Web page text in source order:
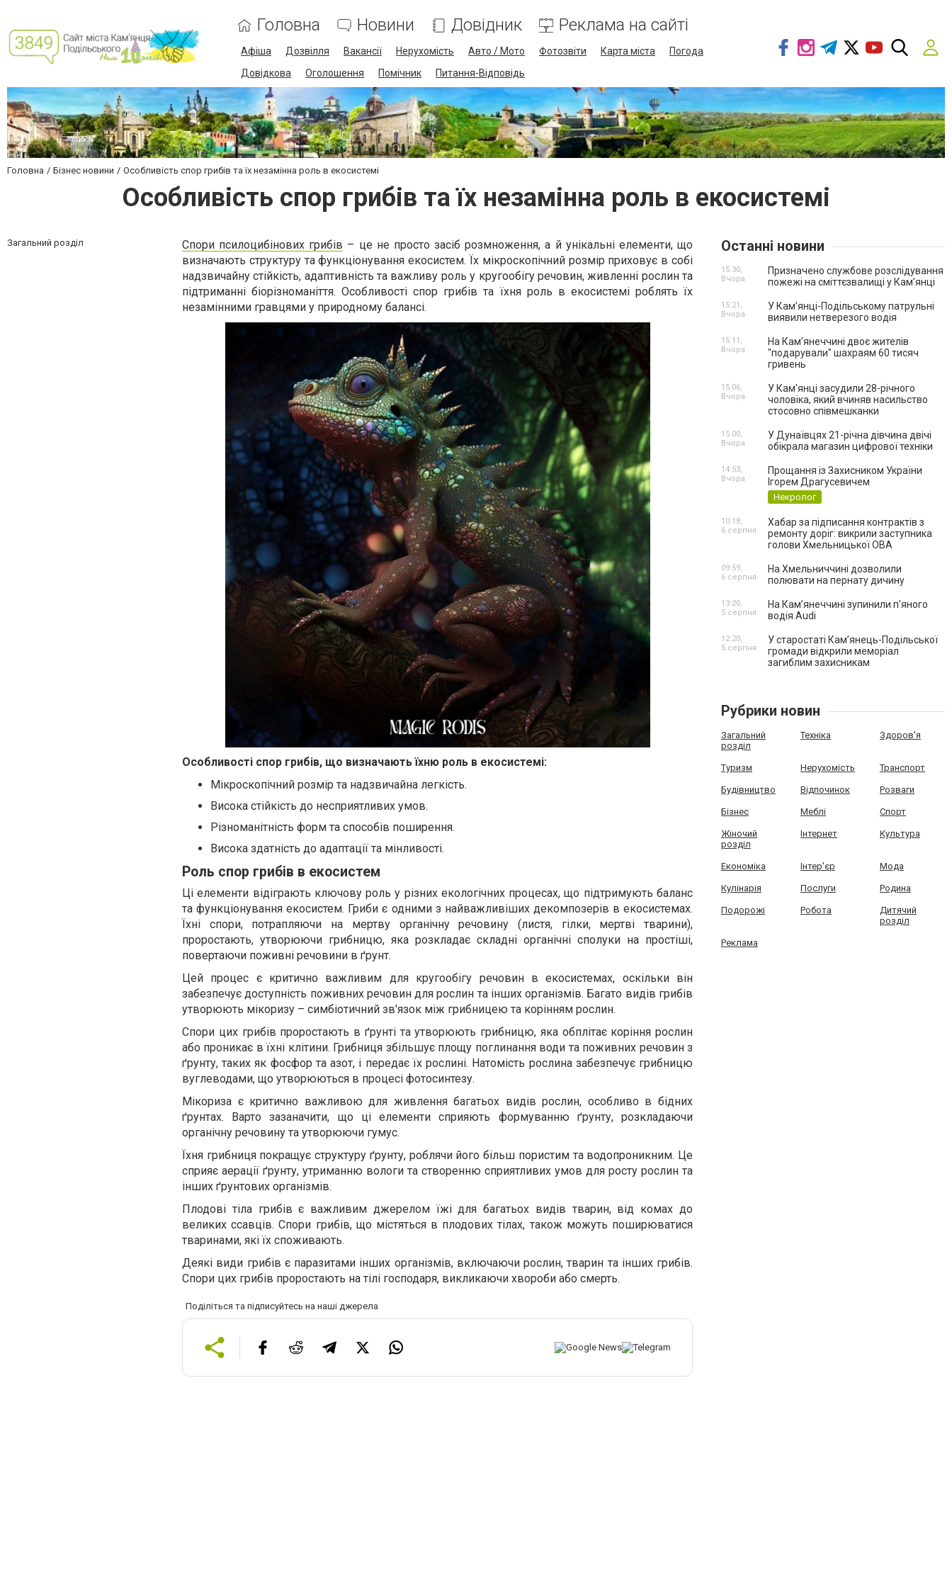
Головна Новини Довідник Реклама на сайті
Афіша Дозвілля Вакансії Нерухомість Авто / Мото Фотозвіти Карта міста
Погода
Довідкова
Оголошення Помічник Питання-Відповідь
Головна Бізнес новини Особливість спор грибів та їх незамінна роль в екосистемі
Особливість спор грибів та їх незамінна роль в екосистемі
Загальний розділ Спори псилоцибінових грибів – це не просто засіб розмноження, а й унікальні елементи, що
визначають структуру та функціонування екосистем. Їх мікроскопічний розмір приховує в собі
надзвичайну стійкість, адаптивність та важливу роль у кругообігу речовин, живленні рослин та
підтриманні біорізноманіття. Особливості спор грибів та їхня роль в екосистемі роблять їх
незамінними гравцями у природному балансі.
Особливості спор грибів, що визначають їхню роль в екосистемі:
Мікроскопічний розмір та надзвичайна легкість.
Висока стійкість до несприятливих умов.
Різноманітність форм та способів поширення.
Висока здатність до адаптації та мінливості.
Роль спор грибів в екосистем
Ці елементи відіграють ключову роль у різних екологічних процесах, що підтримують баланс
та функціонування екосистем. Гриби є одними з найважливіших декомпозерів в екосистемах.
Їхні спори, потрапляючи на мертву органічну речовину (листя, гілки, мертві тварини),
проростають, утворюючи грибницю, яка розкладає складні органічні сполуки на простіші,
повертаючи поживні речовини в ґрунт.
Цей процес є критично важливим для кругообігу речовин в екосистемах, оскільки він
забезпечує доступність поживних речовин для рослин та інших організмів. Багато видів грибів
утворюють мікоризу – симбіотичний зв'язок між грибницею та корінням рослин.
Спори цих грибів проростають в ґрунті та утворюють грибницю, яка обплітає коріння рослин
або проникає в їхні клітини. Грибниця збільшує площу поглинання води та поживних речовин з
ґрунту, таких як фосфор та азот, і передає їх рослині. Натомість рослина забезпечує грибницю
вуглеводами, що утворюються в процесі фотосинтезу.
Мікориза є критично важливою для живлення багатьох видів рослин, особливо в бідних
ґрунтах. Варто зазаначити, що ці елементи сприяють формуванню ґрунту, розкладаючи
органічну речовину та утворюючи гумус.
Їхня грибниця покращує структуру ґрунту, роблячи його більш пористим та водопроникним. Це
сприяє аерації ґрунту, утриманню вологи та створенню сприятливих умов для росту рослин та
інших ґрунтових організмів.
Плодові тіла грибів є важливим джерелом їжі для багатьох видів тварин, від комах до
великих ссавців. Спори грибів, що містяться в плодових тілах, також можуть поширюватися
тваринами, які їх споживають.
Деякі види грибів є паразитами інших організмів, включаючи рослин, тварин та інших грибів.
Спори цих грибів проростають на тілі господаря, викликаючи хвороби або смерть.
Поділіться та підписуйтесь на наші джерела
Останні новини
Призначено службове розслідування
пожежі на сміттєзвалищі у Кам’янці
15:30,
Вчора
У Кам’янці-Подільському патрульні
виявили нетверезого водія
15:21,
Вчора
На Камʼянеччині двоє жителів
"подарували" шахраям 60 тисяч
гривень
15:11,
Вчора
У Камʼянці засудили 28-річного
чоловіка, який вчиняв насильство
стосовно співмешканки
15:06,
Вчора
У Дунаївцях 21-річна дівчина двічі
обікрала магазин цифрової техніки
15:00,
Вчора
Прощання із Захисником України
Ігорем Драгусевичем
Некролог
14:53,
Вчора
Хабар за підписання контрактів з
ремонту доріг: викрили заступника
голови Хмельницької ОВА
10:18,
6 серпня
На Хмельниччині дозволили
полювати на пернату дичину
09:59,
6 серпня
На Камʼянеччині зупинили п'яного
водія Audi
13:20,
5 серпня
У старостаті Кам’янець-Подільської
громади відкрили меморіал
загиблим захисникам
12:20,
5 серпня
Рубрики новин
Загальний
розділ
Техніка Здоров'я
Туризм Нерухомість Транспорт
Будівництво Відпочинок Розваги
Бізнес Меблі Спорт
Жіночий
розділ
Інтернет Культура
Економіка Інтер'єр Мода
Кулінарія Послуги Родина
Подорожі Робота
Дитячий
розділ
Реклама